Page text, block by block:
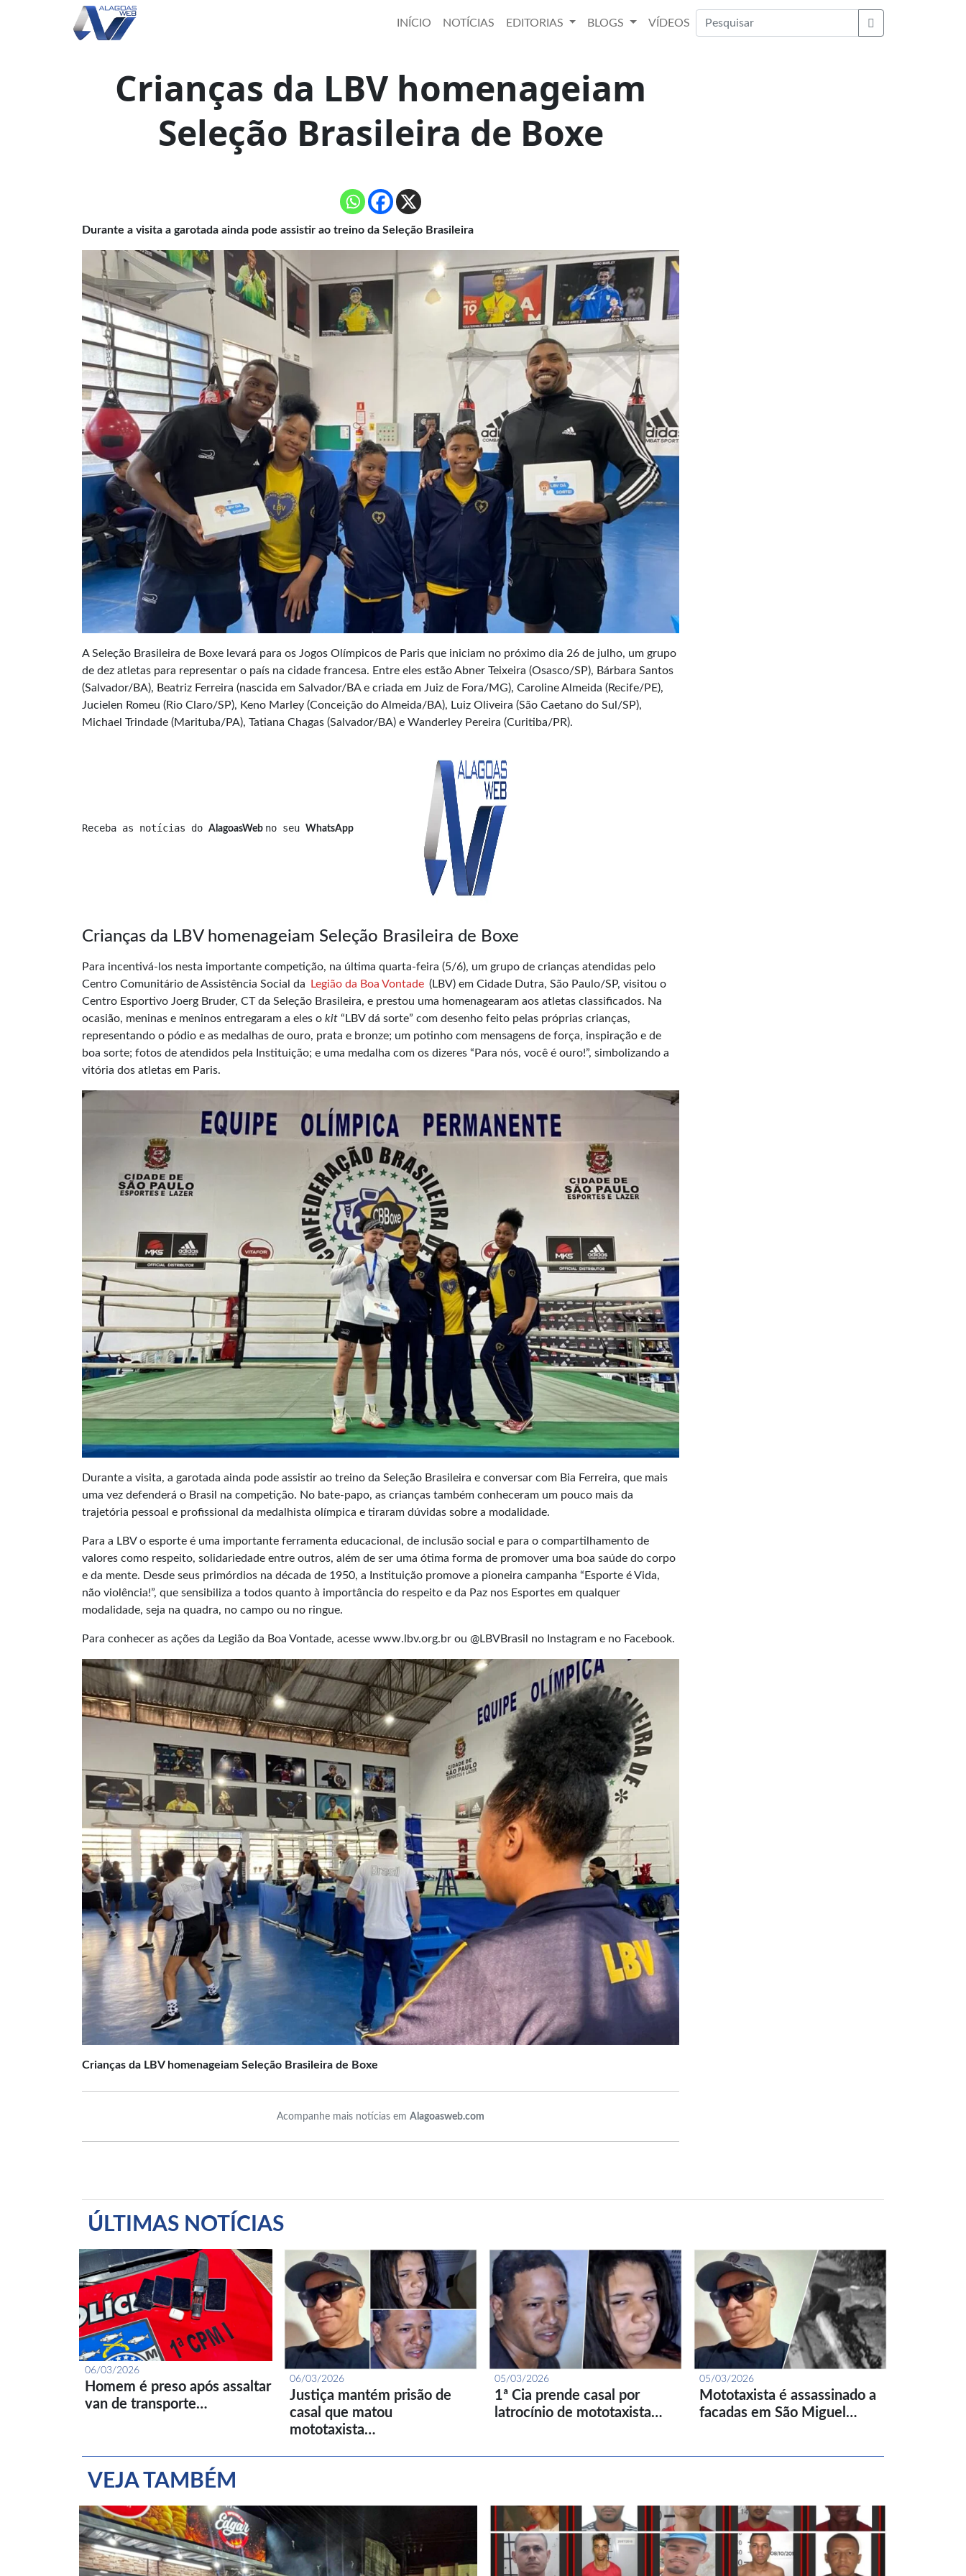
INÍCIO NOTÍCIAS EDITORIAS BLOGS
VÍDEOS
Buscar
Crianças da LBV homenageiam
Seleção Brasileira de Boxe
Durante a visita a garotada ainda pode assistir ao treino da Seleção Brasileira
A Seleção Brasileira de Boxe levará para os Jogos Olímpicos de Paris que iniciam no próximo dia 26 de julho, um grupo
de dez atletas para representar o país na cidade francesa. Entre eles estão Abner Teixeira (Osasco/SP), Bárbara Santos
(Salvador/BA), Beatriz Ferreira (nascida em Salvador/BA e criada em Juiz de Fora/MG), Caroline Almeida (Recife/PE),
Jucielen Romeu (Rio Claro/SP), Keno Marley (Conceição do Almeida/BA), Luiz Oliveira (São Caetano do Sul/SP),
Michael Trindade (Marituba/PA), Tatiana Chagas (Salvador/BA) e Wanderley Pereira (Curitiba/PR).
Receba as notícias do AlagoasWeb no seu WhatsApp
Crianças da LBV homenageiam Seleção Brasileira de Boxe
Para incentivá-los nesta importante competição, na última quarta-feira (5/6), um grupo de crianças atendidas pelo
Centro Comunitário de Assistência Social da
Legião da Boa Vontade (LBV) em Cidade Dutra, São Paulo/SP, visitou o
Centro Esportivo Joerg Bruder, CT da Seleção Brasileira, e prestou uma homenagearam aos atletas classificados. Na
ocasião, meninas e meninos entregaram a eles o kit “LBV dá sorte” com desenho feito pelas próprias crianças,
representando o pódio e as medalhas de ouro, prata e bronze; um potinho com mensagens de força, inspiração e de
boa sorte; fotos de atendidos pela Instituição; e uma medalha com os dizeres “Para nós, você é ouro!”, simbolizando a
vitória dos atletas em Paris.
Durante a visita, a garotada ainda pode assistir ao treino da Seleção Brasileira e conversar com Bia Ferreira, que mais
uma vez defenderá o Brasil na competição. No bate-papo, as crianças também conheceram um pouco mais da
trajetória pessoal e profissional da medalhista olímpica e tiraram dúvidas sobre a modalidade.
Para a LBV o esporte é uma importante ferramenta educacional, de inclusão social e para o compartilhamento de
valores como respeito, solidariedade entre outros, além de ser uma ótima forma de promover uma boa saúde do corpo
e da mente. Desde seus primórdios na década de 1950, a Instituição promove a pioneira campanha “Esporte é Vida,
não violência!”, que sensibiliza a todos quanto à importância do respeito e da Paz nos Esportes em qualquer
modalidade, seja na quadra, no campo ou no ringue.
Para conhecer as ações da Legião da Boa Vontade, acesse www.lbv.org.br ou @LBVBrasil no Instagram e no Facebook.
Crianças da LBV homenageiam Seleção Brasileira de Boxe
Acompanhe mais notícias em Alagoasweb.com
ÚLTIMAS NOTÍCIAS
06/03/2026
Homem é preso após assaltar
van de transporte…
06/03/2026
Justiça mantém prisão de
casal que matou
mototaxista…
05/03/2026
1ª Cia prende casal por
latrocínio de mototaxista…
05/03/2026
Mototaxista é assassinado a
facadas em São Miguel…
VEJA TAMBÉM